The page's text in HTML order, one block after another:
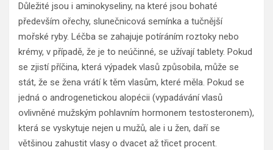
Důležité jsou i aminokyseliny, na které jsou bohaté
především ořechy, slunečnicová semínka a tučnější
mořské ryby. Léčba se zahajuje potíráním roztoky nebo
krémy, v případě, že je to neúčinné, se užívají tablety. Pokud
se zjistí příčina, která výpadek vlasů způsobila, může se
stát, že se žena vrátí k těm vlasům, které měla. Pokud se
jedná o androgenetickou alopécii (vypadávání vlasů
ovlivněné mužským pohlavním hormonem testosteronem),
která se vyskytuje nejen u mužů, ale i u žen, daří se
většinou zahustit vlasy o dvacet až třicet procent.